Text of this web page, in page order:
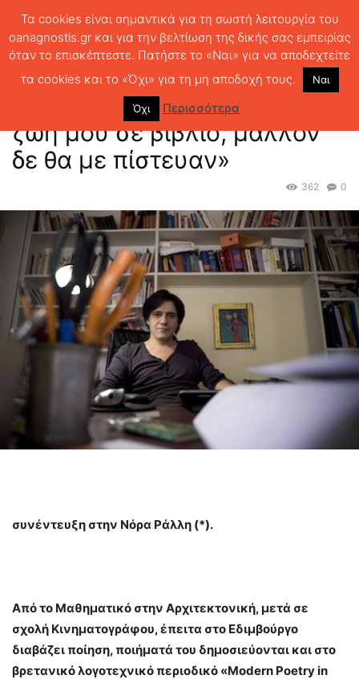
Αλ. Σταμάτης: «Αν έγραφα τη ζωή μου σε
βιβλίο, μάλλον δε θα...
Αλ. Σταμάτης: «Αν έγραφα τη
ζωή μου σε βιβλίο, μάλλον
δε θα με πίστευαν»
0
362
συνέντευξη στην Νόρα Ράλλη (*).
Από το Μαθηματικό στην Αρχιτεκτονική, μετά σε
σχολή Κινηματογράφου, έπειτα στο Εδιμβούργο
διαβάζει ποίηση, ποιήματά του δημοσιεύονται και στο
βρετανικό λογοτεχνικό περιοδικό «Modern Poetry in
Τα cookies είναι σημαντικά για τη σωστή λειτουργία του
oanagnostis.gr και για την βελτίωση της δικής σας εμπειρίας
όταν το επισκέπτεστε. Πατήστε το «Ναι» για να αποδεχτείτε
τα cookies και το «Όχι» για τη μη αποδοχή τους.
Ναι
Όχι Περισσότερα